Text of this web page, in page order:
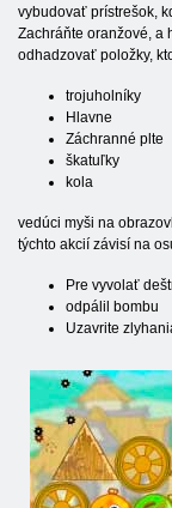
vybudovať prístrešok,
Zachráňte oranžové, a
odhadzovať položky,
trojuholníky
Hlavne
Záchranné plte
škatuľky
kola
vedúci myši na
týchto akcií závisí na
Pre vyvolať
odpálil bombu
Uzavrite